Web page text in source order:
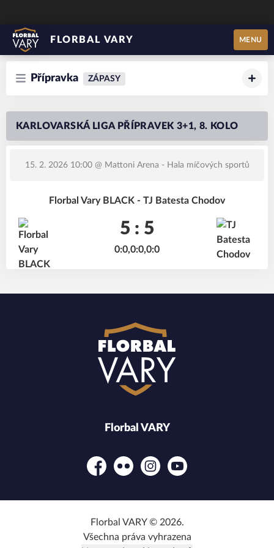
FLORBAL VARY MENU
Přípravka ZÁPASY
KARLOVARSKÁ LIGA PŘÍPRAVEK 3+1, 8. KOLO
15. 2. 2026 10:00@ Mattoni Arena - Hala míčových sportů
Florbal Vary BLACK - TJ Batesta Chodov
5 : 5
0:0,0:0,0:0
Florbal VARY
FacebookFlickr InstagramYouTube
Florbal VARY © 2026.
Všechna práva vyhrazena